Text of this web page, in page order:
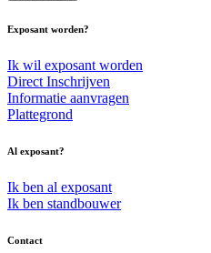
Exposant worden?
Ik wil exposant worden
Direct Inschrijven
Informatie aanvragen
Plattegrond
Al exposant?
Ik ben al exposant
Ik ben standbouwer
Contact